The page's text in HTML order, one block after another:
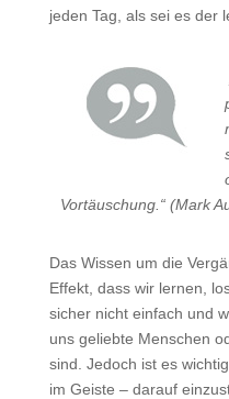
jeden Tag, als sei es der
Vortäuschung.“ (Mark
Das Wissen um die
Effekt, dass wir lernen,
sicher nicht einfach und
uns geliebte Menschen
sind. Jedoch ist es
im Geiste – darauf